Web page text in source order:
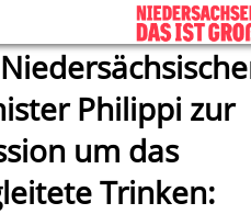
Philippi zur
um das
Trinken: